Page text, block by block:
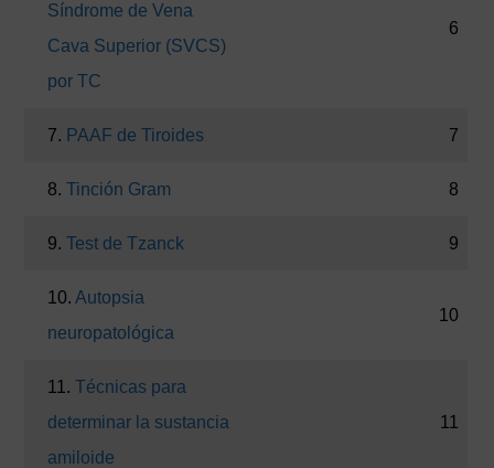
Síndrome de Vena
Cava Superior (SVCS)
por TC
6
7. PAAF de Tiroides 7
8.Tinción Gram 8
9.Test de Tzanck 9
10.Autopsia
neuropatológica
10
11.Técnicas para
determinar la sustancia
amiloide
11